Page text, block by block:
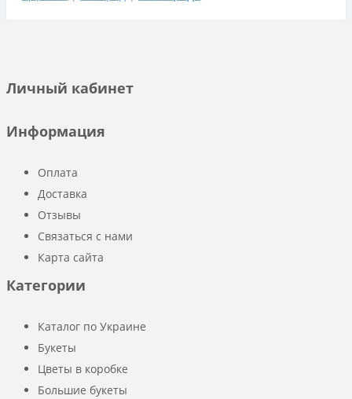
Личный кабинет
Информация
Оплата
Доставка
Отзывы
Связаться с нами
Карта сайта
Категории
Каталог по Украине
Букеты
Цветы в коробке
Большие букеты